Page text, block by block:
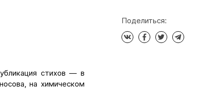
стихов — в
на химическом
Поделиться: